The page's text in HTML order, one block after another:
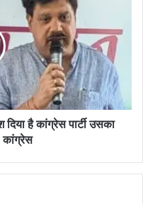
है कांग्रेस पार्टी उसका
कांग्रेस